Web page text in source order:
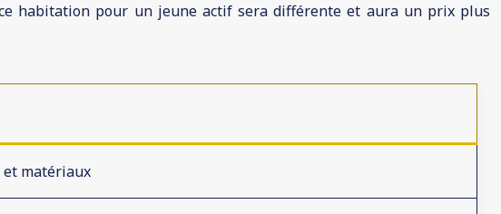
habitation pour un jeune actif sera différente et aura un prix plus
et matériaux